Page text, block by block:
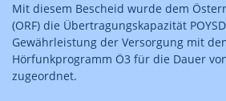
Mit diesem Bescheid wurde dem
(ORF) die Übertragungskapazität
Gewährleistung der Versorgung mit
Hörfunkprogramm Ö3 für die Dauer
zugeordnet.